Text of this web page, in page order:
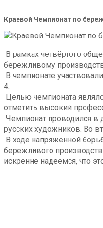
Краевой Чемпионат по
В рамках четвёртого
бережливому
В чемпионате
4.
Целью чемпионата
отметить высокий
Чемпионат проводился в
русских художников. Во
В ходе напряжённой
бережливого
искренне надеемся, что